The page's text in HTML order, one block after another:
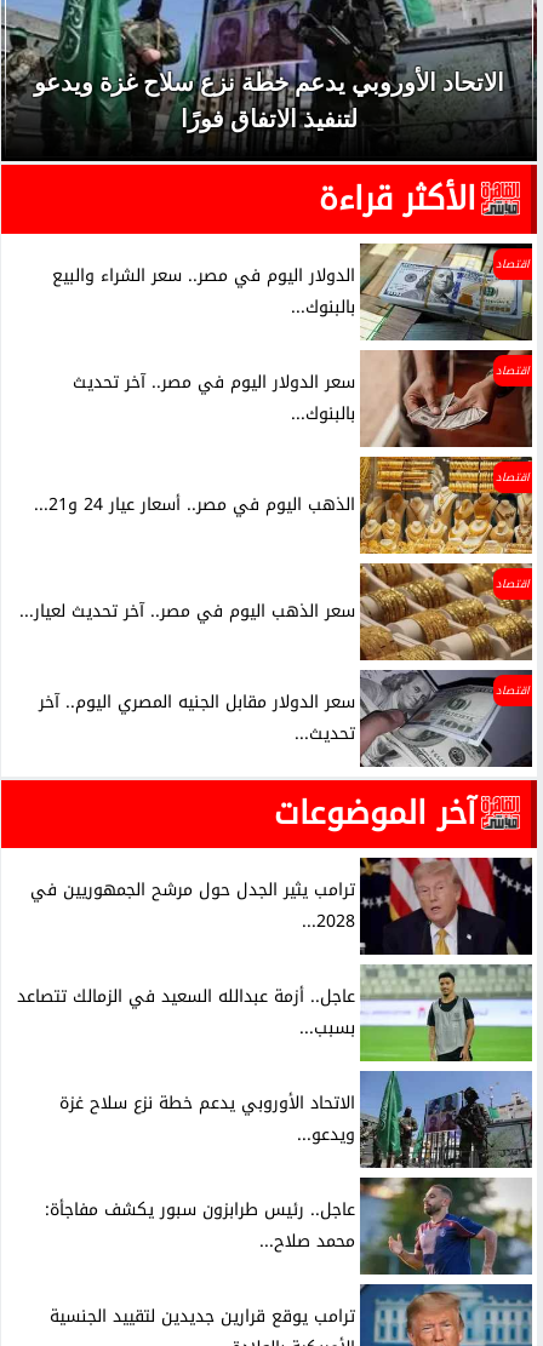
الاتحاد الأوروبي يدعم خطة نزع سلاح غزة ويدعو
لتنفيذ الاتفاق فورًا
الأكثر قراءة
اقتصاد
الدولار اليوم في مصر.. سعر الشراء والبيع
بالبنوك...
اقتصاد
سعر الدولار اليوم في مصر.. آخر تحديث
بالبنوك...
اقتصاد
الذهب اليوم في مصر.. أسعار عيار 24 و21...
اقتصاد
سعر الذهب اليوم في مصر.. آخر تحديث لعيار...
اقتصاد
سعر الدولار مقابل الجنيه المصري اليوم.. آخر
تحديث...
آخر الموضوعات
ترامب يثير الجدل حول مرشح الجمهوريين في
2028...
عاجل.. أزمة عبدالله السعيد في الزمالك تتصاعد
بسبب...
الاتحاد الأوروبي يدعم خطة نزع سلاح غزة
ويدعو...
عاجل.. رئيس طرابزون سبور يكشف مفاجأة:
محمد صلاح...
ترامب يوقع قرارين جديدين لتقييد الجنسية